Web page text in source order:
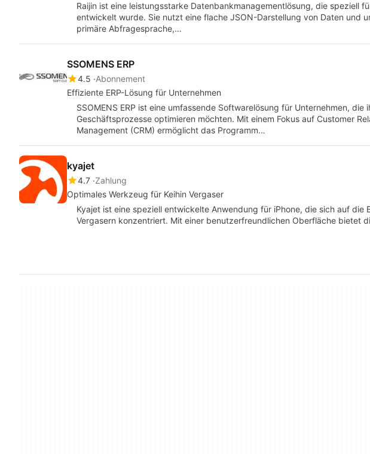
Raijin ist eine leistungsstarke Datenbankmanagementlösung, die speziell
entwickelt wurde. Sie nutzt eine flache JSON-Darstellung von Daten und
primäre Abfragesprache,…
SSOMENS ERP
4.5 Abonnement
Effiziente ERP-Lösung für Unternehmen
SSOMENS ERP ist eine umfassende Softwarelösung für Unternehmen, die
Geschäftsprozesse optimieren möchten. Mit einem Fokus auf Customer
Management (CRM) ermöglicht das Programm…
kyajet
4.7 Zahlung
Optimales Werkzeug für Keihin Vergaser
Kyajet ist eine speziell entwickelte Anwendung für iPhone, die sich auf die
Vergasern konzentriert. Mit einer benutzerfreundlichen Oberfläche bietet